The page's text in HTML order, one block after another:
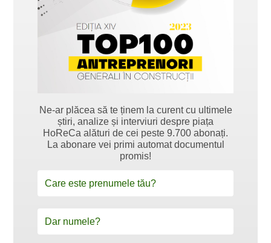
Ne-ar plăcea să te ținem la curent cu ultimele
știri, analize și interviuri despre piața
HoReCa alături de cei peste 9.700 abonați.
La abonare vei primi automat documentul
promis!